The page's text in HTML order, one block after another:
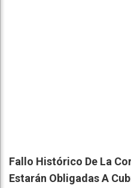
Fallo Histórico De La
Estarán Obligadas A